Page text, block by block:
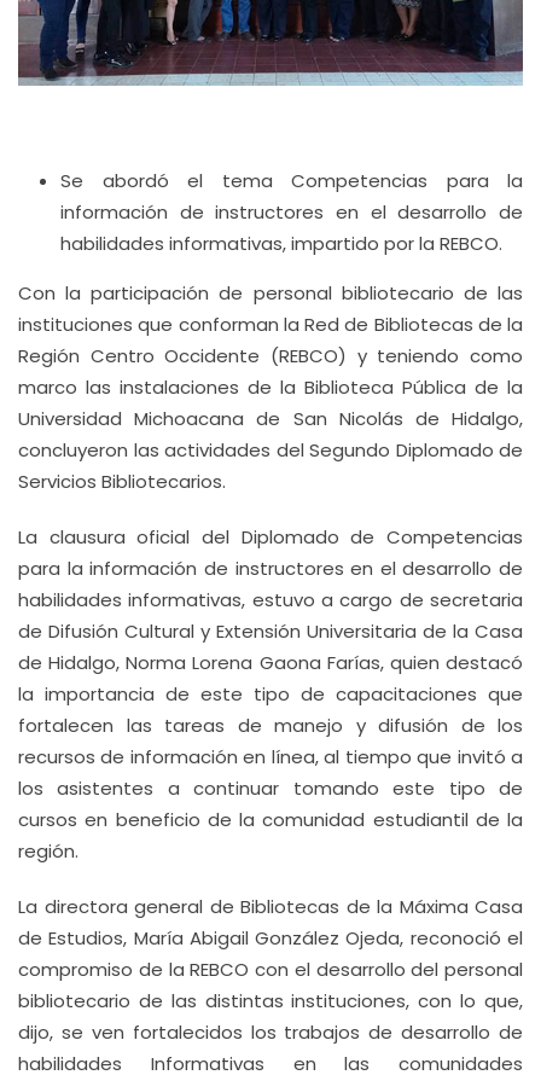
Se abordó el tema Competencias para la
información de instructores en el desarrollo de
habilidades informativas, impartido por la REBCO.
Con la participación de personal bibliotecario de las
instituciones que conforman la Red de Bibliotecas de la
Región Centro Occidente (REBCO) y teniendo como
marco las instalaciones de la Biblioteca Pública de la
Universidad Michoacana de San Nicolás de Hidalgo,
concluyeron las actividades del Segundo Diplomado de
Servicios Bibliotecarios.
La clausura oficial del Diplomado de Competencias
para la información de instructores en el desarrollo de
habilidades informativas, estuvo a cargo de secretaria
de Difusión Cultural y Extensión Universitaria de la Casa
de Hidalgo, Norma Lorena Gaona Farías, quien destacó
la importancia de este tipo de capacitaciones que
fortalecen las tareas de manejo y difusión de los
recursos de información en línea, al tiempo que invitó a
los asistentes a continuar tomando este tipo de
cursos en beneficio de la comunidad estudiantil de la
región.
La directora general de Bibliotecas de la Máxima Casa
de Estudios, María Abigail González Ojeda, reconoció el
compromiso de la REBCO con el desarrollo del personal
bibliotecario de las distintas instituciones, con lo que,
dijo, se ven fortalecidos los trabajos de desarrollo de
habilidades Informativas en las comunidades